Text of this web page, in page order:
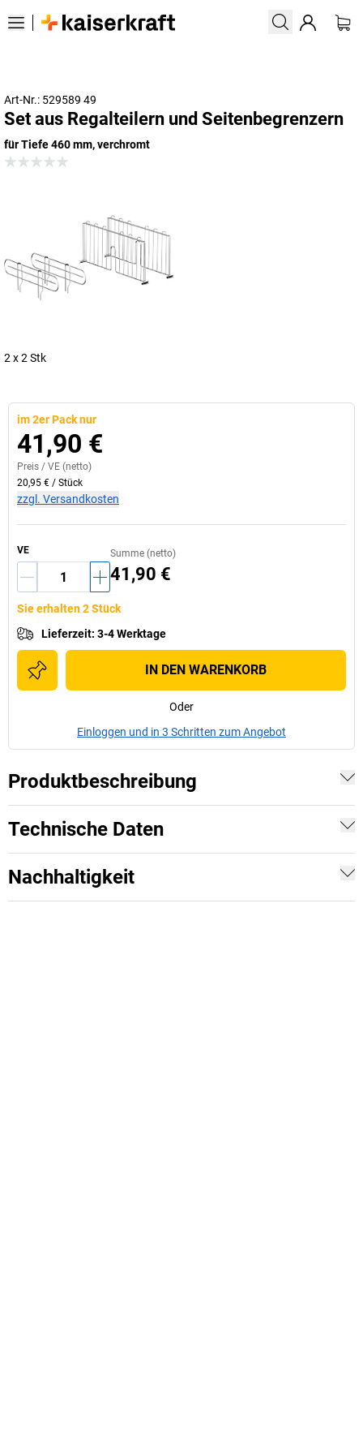
Art-Nr.: 529589 49
Set aus Regalteilern und Seitenbegrenzern
für Tiefe 460 mm, verchromt
2 x 2 Stk
im 2er Pack nur
41,90 €
Preis / VE (netto)
20,95 € / Stück
zzgl. Versandkosten
VE Summe (netto)
41,90 €
Sie erhalten 2 Stück
Lieferzeit: 3-4 Werktage
IN DEN WARENKORB
Oder
Einloggen und in 3 Schritten zum Angebot
Produktbeschreibung
Technische Daten
Nachhaltigkeit